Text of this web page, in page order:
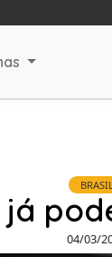
BRASIL
04/03/